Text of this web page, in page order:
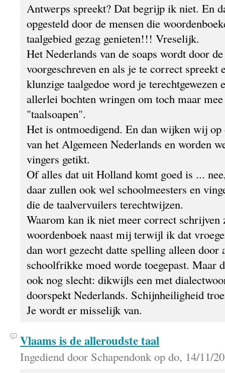
Antwerps spreekt? Dat begrijp ik niet. En
opgesteld door de mensen die
taalgebied gezag genieten!!! Vreselijk.
Het Nederlands van de soaps wordt door
voorgeschreven en als je te correct spreekt
klunzige taalgedoe word je terechtgewezen
allerlei bochten wringen om toch maar
"taalsoapen".
Het is ontmoedigend. En dan wijken wij
van het Algemeen Nederlands en worden
vingers getikt.
Of alles dat uit Holland komt goed is ...
daar zullen ook wel schoolmeesters en
die de taalvervuilers terechtwijzen.
Waarom kan ik niet meer correct schrijven
woordenboek naast mij terwijl ik dat
dan wort gezecht datte spelling alleen door
schoolfrikke moed worde toegepast. Maar
ook nog slecht: dikwijls een met
doorspekt Nederlands. Schijnheiligheid
Je wordt er misselijk van.
Vlaams is de alleroudste taal
Ingediend door Schapendonk op do, 14/11/